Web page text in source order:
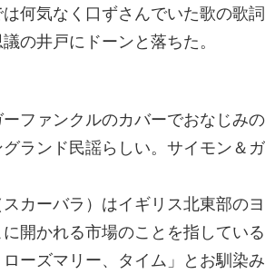
何気なく口ずさんでいた歌の歌
の井戸にドーンと落ちた。
ファンクルのカバーでおなじみ
ランド民謡らしい。サイモン＆
カーバラ）はイギリス北東部の
開かれる市場のことを指してい
ローズマリー、タイム」とお馴染